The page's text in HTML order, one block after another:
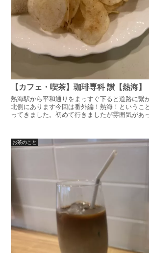
【カフェ・喫茶】珈琲専科 讃【熱海】
熱海駅から平和通りをまっすぐ下ると道路に繋
北側にあります今回は番外編！熱海！というこ
ってきました。初めて行きましたが雰囲気があ
お茶のこと